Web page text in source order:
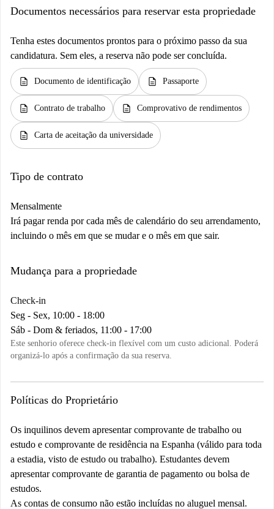
Documentos necessários para reservar esta propriedade
Tenha estes documentos prontos para o próximo passo da sua
candidatura. Sem eles, a reserva não pode ser concluída.
description Documento de identificação description Passaporte
description Contrato de trabalho description Comprovativo de rendimentos
description Carta de aceitação da universidade
Tipo de contrato
Mensalmente
Irá pagar renda por cada mês de calendário do seu arrendamento,
incluindo o mês em que se mudar e o mês em que sair.
Mudança para a propriedade
Check-in
Seg - Sex, 10:00 - 18:00
Sáb - Dom & feriados, 11:00 - 17:00
Este senhorio oferece check-in flexível com um custo adicional. Poderá
organizá-lo após a confirmação da sua reserva.
Políticas do Proprietário
Os inquilinos devem apresentar comprovante de trabalho ou
estudo e comprovante de residência na Espanha (válido para toda
a estadia, visto de estudo ou trabalho). Estudantes devem
apresentar comprovante de garantia de pagamento ou bolsa de
estudos.
As contas de consumo não estão incluídas no aluguel mensal.